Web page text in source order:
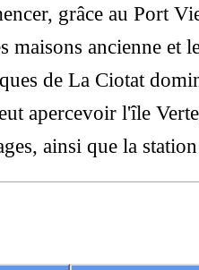
grâce au Port
maisons ancienne et
de La Ciotat
apercevoir l'île
ainsi que la